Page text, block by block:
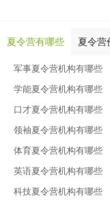
夏令营有哪些 夏令营
军事夏令营机构有哪些
学能夏令营机构有哪些
口才夏令营机构有哪些
领袖夏令营机构有哪些
体育夏令营机构有哪些
英语夏令营机构有哪些
科技夏令营机构有哪些